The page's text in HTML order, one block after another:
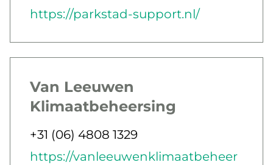
E-post
Webb
https://parkstad-support.nl/
Van Leeuwen
Klimaatbeheersing
Jobbar som
Telefon
+31 (06) 4808 1329
E-post
Webb
https://vanleeuwenklimaatbeheer